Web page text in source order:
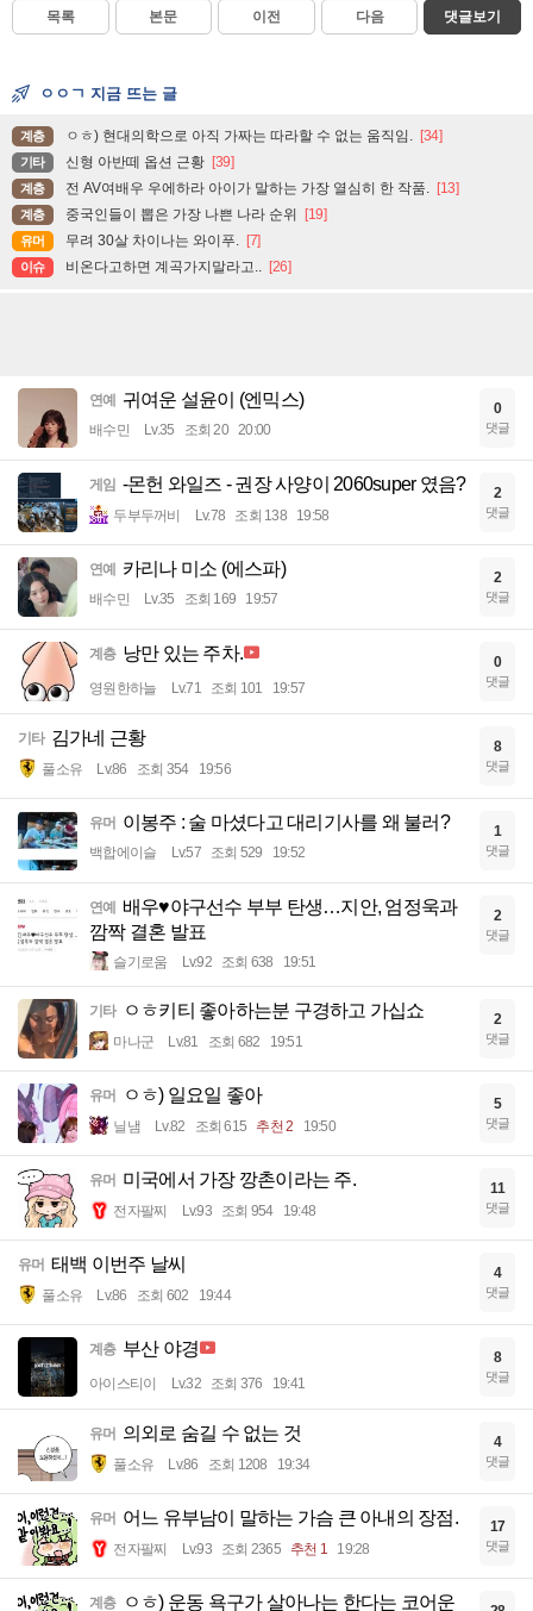
목록 본문 이전 다음 댓글보기
ㅇㅇㄱ 지금 뜨는 글
계층 ㅇㅎ) 현대의학으로 아직 가짜는 따라할 수 없는 움직임. [34]
기타 신형 아반떼 옵션 근황 [39]
계층 전 AV여배우 우에하라 아이가 말하는 가장 열심히 한 작품. [13]
계층 중국인들이 뽑은 가장 나쁜 나라 순위 [19]
유머 무려 30살 차이나는 와이푸. [7]
이슈 비온다고하면 계곡가지말라고.. [26]
연예 귀여운 설윤이 (엔믹스)
배수민 Lv.35 조회 20 20:00
0
댓글
게임 -몬헌 와일즈 - 권장 사양이 2060super 였음?
두부두꺼비 Lv.78 조회 138 19:58
2
댓글
연예 카리나 미소 (에스파)
배수민 Lv.35 조회 169 19:57
2
댓글
계층 낭만 있는 주차.
영원한하늘 Lv.71 조회 101 19:57
0
댓글
기타 김가네 근황
풀소유 Lv.86 조회 354 19:56
8
댓글
유머 이봉주 : 술 마셨다고 대리기사를 왜 불러?
백합에이슬 Lv.57 조회 529 19:52
1
댓글
연예 배우♥야구선수 부부 탄생…지안, 엄정욱과
깜짝 결혼 발표
슬기로움 Lv.92 조회 638 19:51
2
댓글
기타 ㅇㅎ키티 좋아하는분 구경하고 가십쇼
마나군 Lv.81 조회 682 19:51
2
댓글
유머 ㅇㅎ) 일요일 좋아
닐냄 Lv.82 조회 615 추천 2 19:50
5
댓글
유머 미국에서 가장 깡촌이라는 주.
전자팔찌 Lv.93 조회 954 19:48
11
댓글
유머 태백 이번주 날씨
풀소유 Lv.86 조회 602 19:44
4
댓글
계층 부산 야경
아이스티이 Lv.32 조회 376 19:41
8
댓글
유머 의외로 숨길 수 없는 것
풀소유 Lv.86 조회 1208 19:34
4
댓글
유머 어느 유부남이 말하는 가슴 큰 아내의 장점.
전자팔찌 Lv.93 조회 2365 추천 1 19:28
17
댓글
계층 ㅇㅎ) 운동 욕구가 살아나는 한다는 코어운